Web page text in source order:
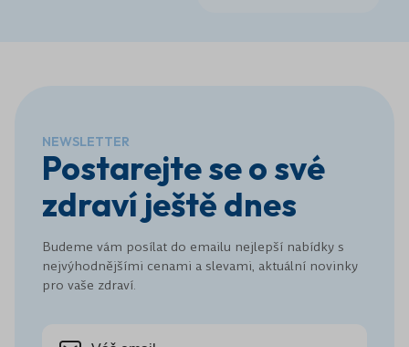
NEWSLETTER
Postarejte se o své
zdraví ještě dnes
Budeme vám posílat do emailu nejlepší nabídky s
nejvýhodnějšími cenami a slevami, aktuální novinky
pro vaše zdraví.